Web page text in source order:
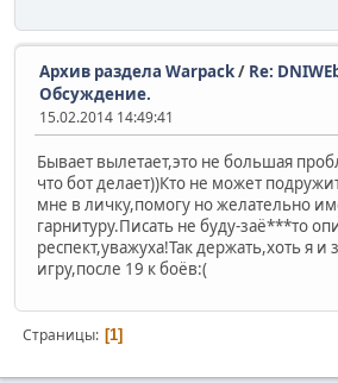
Архив раздела Warpack/ Re:
Обсуждение.
15.02.2014 14:49:41
Бывает вылетает,это не большая
что бот делает))Кто не может
мне в личку,помогу но желательно
гарнитуру.Писать не буду-заё***то
респект,уважуха!Так держать,хоть я и
игру,после 19 к боёв:(
Страницы 1